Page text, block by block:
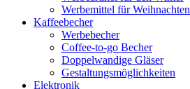
Werbemittel für Weihnachten
Kaffeebecher
Werbebecher
Coffee-to-go Becher
Doppelwandige Gläser
Gestaltungsmöglichkeiten
Elektronik